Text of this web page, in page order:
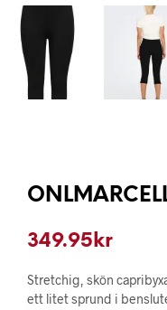
349.95kr
Stretchig, skön
ett litet sprund i